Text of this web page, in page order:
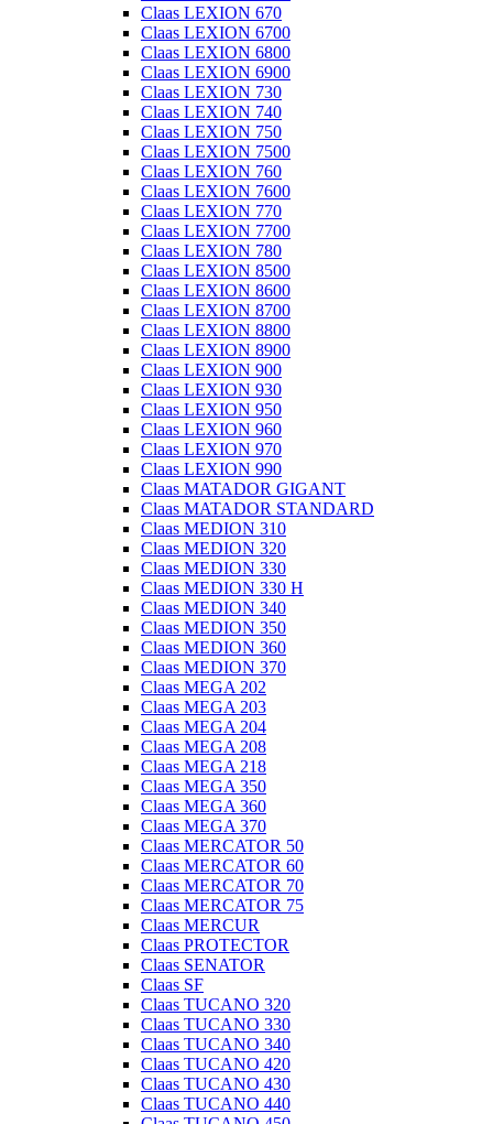
Claas LEXION 670
Claas LEXION 6700
Claas LEXION 6800
Claas LEXION 6900
Claas LEXION 730
Claas LEXION 740
Claas LEXION 750
Claas LEXION 7500
Claas LEXION 760
Claas LEXION 7600
Claas LEXION 770
Claas LEXION 7700
Claas LEXION 780
Claas LEXION 8500
Claas LEXION 8600
Claas LEXION 8700
Claas LEXION 8800
Claas LEXION 8900
Claas LEXION 900
Claas LEXION 930
Claas LEXION 950
Claas LEXION 960
Claas LEXION 970
Claas LEXION 990
Claas MATADOR GIGANT
Claas MATADOR STANDARD
Claas MEDION 310
Claas MEDION 320
Claas MEDION 330
Claas MEDION 330 H
Claas MEDION 340
Claas MEDION 350
Claas MEDION 360
Claas MEDION 370
Claas MEGA 202
Claas MEGA 203
Claas MEGA 204
Claas MEGA 208
Claas MEGA 218
Claas MEGA 350
Claas MEGA 360
Claas MEGA 370
Claas MERCATOR 50
Claas MERCATOR 60
Claas MERCATOR 70
Claas MERCATOR 75
Claas MERCUR
Claas PROTECTOR
Claas SENATOR
Claas SF
Claas TUCANO 320
Claas TUCANO 330
Claas TUCANO 340
Claas TUCANO 420
Claas TUCANO 430
Claas TUCANO 440